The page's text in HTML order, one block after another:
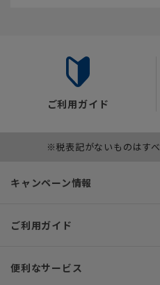
ご利用ガイド
※税表記がないものはす
キャンペーン情報
ご利用ガイド
便利なサービス